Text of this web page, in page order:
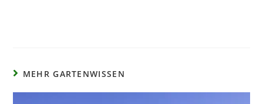
MEHR GARTENWISSEN